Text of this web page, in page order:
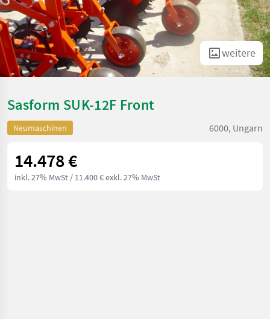
weitere
Sasform SUK-12F Front
Neumaschinen 6000, Ungarn
14.478 €
inkl. 27% MwSt / 11.400 € exkl. 27% MwSt